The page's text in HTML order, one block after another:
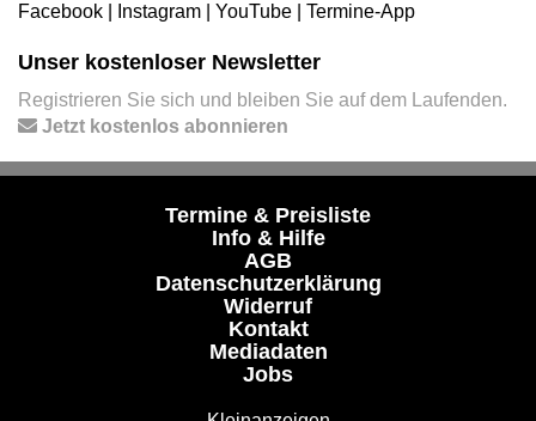
Facebook
Instagram YouTube Termine-App
Unser kostenloser Newsletter
Registrieren Sie sich und bleiben Sie auf dem Laufenden.
Jetzt kostenlos abonnieren
Termine & Preisliste
Info & Hilfe
AGB
Datenschutzerklärung
Widerruf
Kontakt
Mediadaten
Jobs